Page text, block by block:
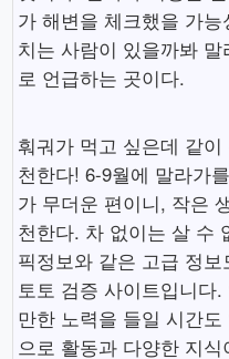
가 해변을 체크했을 가
치는 사람이 있을까봐
로 언급하는 곳이다.
훠궈가 먹고 싶은데 같
천한다! 6-9월에 말라가
가 무더운 편이니, 작은
천한다. 차 없이는 살 수
픽정보와 같은 고급 정
토토 검증 사이트입니다
만한 노력을 들일 시간
으로 활동과 다양한 지